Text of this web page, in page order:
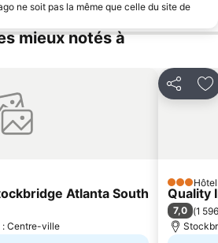
ne soit pas la même que celle du site de
mieux notés à
Atlanta South
: Centre-ville
Partager
3 Étoiles
Hôtel
Quality
7,0 (1